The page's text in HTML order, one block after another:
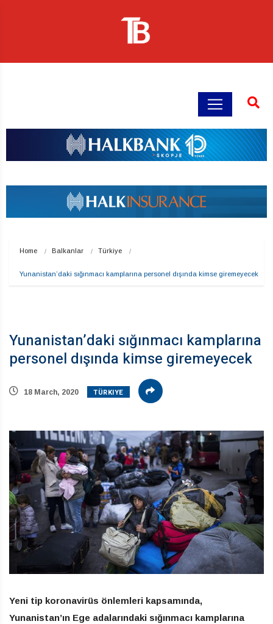
Home Balkanlar Türkiye
Yunanistan’daki sığınmacı kamplarına personel dışında kimse giremeyecek
Yunanistan’daki sığınmacı kamplarına
personel dışında kimse giremeyecek
18 March, 2020 TÜRKIYE
Yeni tip koronavirüs önlemleri kapsamında,
Yunanistan’ın Ege adalarındaki sığınmacı kamplarına